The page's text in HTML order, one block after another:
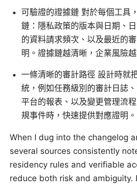
可驗證的證據鏈 對於每個工具
鏈：隱私政策的版本與日期、
的資料請求頻次、以及最近的
明。證據鏈越清晰，企業風險越
一條清晰的審計路徑 設計時就
統，例如任務級別的審計日誌
平台的報表、以及變更管理流
規事件時，快速提供對應證明。
When I dug into the changelog
several sources consistently
residency rules and verifiable
reduce both risk and ambiguity.